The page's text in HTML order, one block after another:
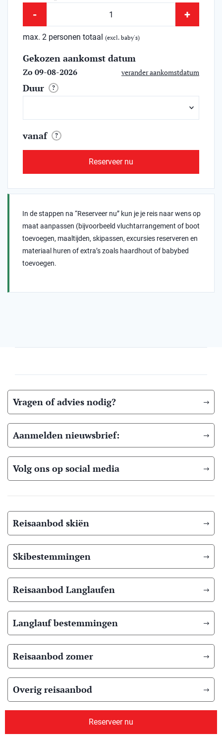
- +
max. 2 personen totaal (excl. baby's)
Gekozen aankomst datum
Zo 09-08-2026 verander aankomstdatum
Duur ?
vanaf ?
Reserveer nu
In de stappen na “Reserveer nu” kun je je reis naar wens op
maat aanpassen (bijvoorbeeld vluchtarrangement of boot
toevoegen, maaltijden, skipassen, excursies reserveren en
materiaal huren of extra’s zoals haardhout of babybed
toevoegen.
Reserveer nu
Vragen of advies nodig?
Aanmelden nieuwsbrief:
Volg ons op social media
Reisaanbod skiën
Skibestemmingen
Reisaanbod Langlaufen
Langlauf bestemmingen
Reisaanbod zomer
Overig reisaanbod